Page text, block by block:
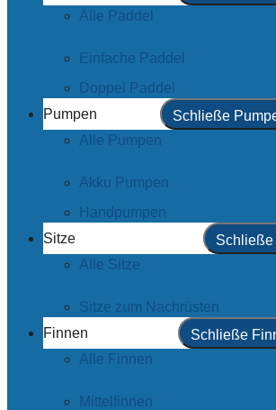
Alle Paddel
Einfache Paddel
Doppel Paddel
Pumpen
Schließe
Alle Pumpen
Akku Pumpen
Handpumpen
Sitze
Schließe
Alle Sitze
Sitze zum Nachrüsten
Finnen
Schließe
Alle Finnen
Mittelfinnen